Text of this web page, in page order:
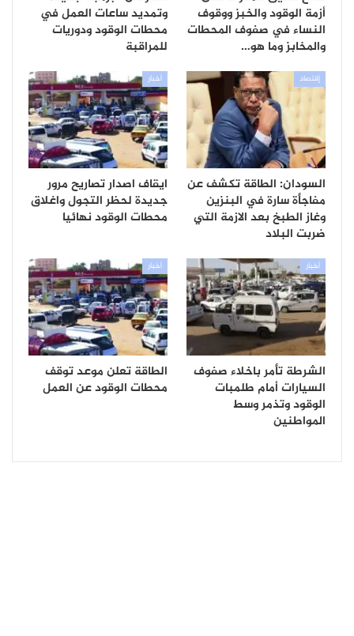
أزمة الوقود والخبز ووقوف
النساء في صفوف المحطات
والمخابز وما هو…
وتمديد ساعات العمل في
محطات الوقود ودوريات
للمراقبة
إقتصاد
السودان: الطاقة تكشف عن
مفاجأة سارة في البنزين
وغاز الطبخ بعد الازمة التي
ضربت البلاد
أخبار
ايقاف اصدار تصاريح مرور
جديدة لحظر التجول واغلاق
محطات الوقود نهائيا
أخبار
الشرطة تأمر باخلاء صفوف
السيارات أمام طلمبات
الوقود وتذمر وسط
المواطنين
أخبار
الطاقة تعلن موعد توقف
محطات الوقود عن العمل